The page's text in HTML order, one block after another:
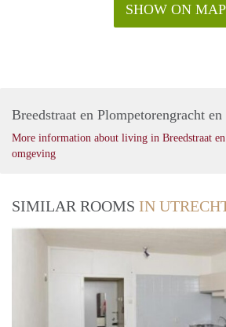
SHOW ON MAP
Breedstraat en Plompetorengracht
More information about living in Breedstraat
omgeving
SIMILAR ROOMS IN